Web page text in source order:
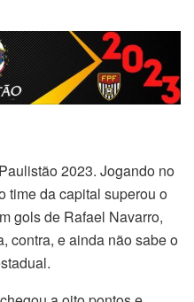
2023. Jogando no
time da capital superou o
gols de Rafael Navarro,
contra, e ainda não sabe o